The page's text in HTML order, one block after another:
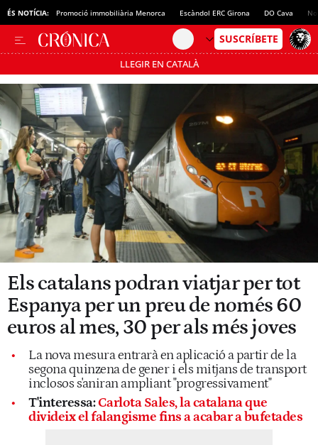
ÉS NOTÍCIA: Promoció immobiliària Menorca Escàndol ERC Girona DO Cava
LLEGIR EN CATALÀ
Passa’t al mode estalvi
Els catalans podran viatjar per tot
Espanya per un preu de només 60
euros al mes, 30 per als més joves
La nova mesura entrarà en aplicació a partir de la
segona quinzena de gener i els mitjans de transport
inclosos s'aniran ampliant "progressivament"
T'interessa:Carlota Sales, la catalana que
divideix el falangisme fins a acabar a bufetades